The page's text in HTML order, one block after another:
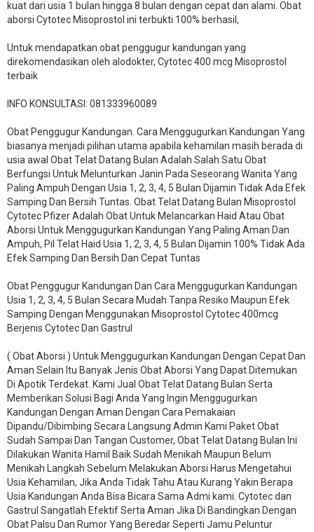
kuat dari usia 1 bulan hingga 8 bulan dengan cepat dan alami. Obat
aborsi Cytotec Misoprostol ini terbukti 100% berhasil,
Untuk mendapatkan obat penggugur kandungan yang
direkomendasikan oleh alodokter, Cytotec 400 mcg Misoprostol
terbaik
INFO KONSULTASI: 081333960089
​Obat Penggugur Kandungan. Cara Menggugurkan Kandungan Yang
biasanya menjadi pilihan utama apabila kehamilan masih berada di
usia awal Obat Telat Datang Bulan Adalah Salah Satu Obat
Berfungsi Untuk Melunturkan Janin Pada Seseorang Wanita Yang
Paling Ampuh Dengan Usia 1, 2, 3, 4, 5 Bulan Dijamin Tidak Ada Efek
Samping Dan Bersih Tuntas. Obat Telat Datang Bulan Misoprostol
Cytotec Pfizer Adalah Obat Untuk Melancarkan Haid Atau Obat
Aborsi Untuk Menggugurkan Kandungan Yang Paling Aman Dan
Ampuh, Pil Telat Haid Usia 1, 2, 3, 4, 5 Bulan Dijamin 100% Tidak Ada
Efek Samping Dan Bersih Dan Cepat Tuntas
Obat Penggugur Kandungan Dan Cara Menggugurkan Kandungan
Usia 1, 2, 3, 4, 5 Bulan Secara Mudah Tanpa Resiko Maupun Efek
Samping Dengan Menggunakan Misoprostol Cytotec 400mcg
Berjenis Cytotec Dan Gastrul
( Obat Aborsi ) Untuk Menggugurkan Kandungan Dengan Cepat Dan
Aman Selain Itu Banyak Jenis Obat Aborsi Yang Dapat Ditemukan
Di Apotik Terdekat. Kami Jual Obat Telat Datang Bulan Serta
Memberikan Solusi Bagi Anda Yang Ingin Menggugurkan
Kandungan Dengan Aman Dengan Cara Pemakaian
Dipandu/Dibimbing Secara Langsung Admin Kami Paket Obat
Sudah Sampai Dan Tangan Customer, Obat Telat Datang Bulan Ini
Dilakukan Wanita Hamil Baik Sudah Menikah Maupun Belum
Menikah Langkah Sebelum Melakukan Aborsi Harus Mengetahui
Usia Kehamilan, Jika Anda Tidak Tahu Atau Kurang Yakin Berapa
Usia Kandungan Anda Bisa Bicara Sama Admi kami. Cytotec dan
Gastrul Sangatlah Efektif Serta Aman Jika Di Bandingkan Dengan
Obat Palsu Dan Rumor Yang Beredar Seperti Jamu Peluntur